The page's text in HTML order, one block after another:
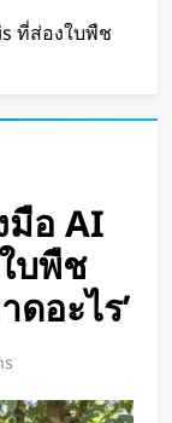
งานจริง
นจากคลื่น
ะเลช่วย
องขุดอุ
หิน เครื่อง
ว Weather
บคาด
น
ใช้ต่อ
ที่ส่องใบพืช
มือ AI
บพืช
อะไร’